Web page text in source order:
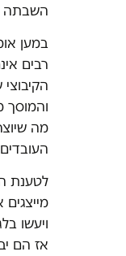
השבתה
רבים
והמוסך
מה
לטענת
ויעשו
אז הם